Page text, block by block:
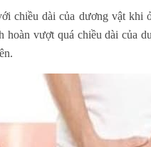
chiều dài của dương vật khi
vượt quá chiều dài của